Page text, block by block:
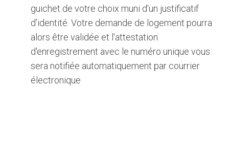
guichet de votre choix muni d'un justificatif
d’identité. Votre demande de logement pourra
alors être validée et l'attestation
d'enregistrement avec le numéro unique vous
sera notifiée automatiquement par courrier
électronique